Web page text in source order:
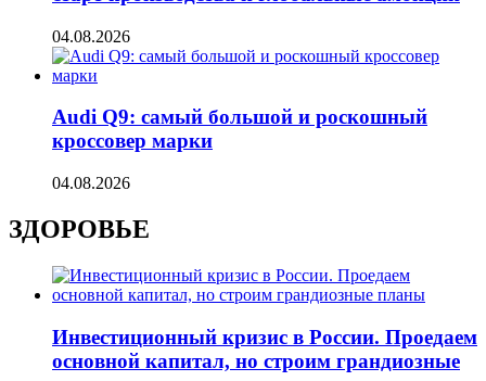
04.08.2026
Audi Q9: самый большой и роскошный
кроссовер марки
04.08.2026
ЗДОРОВЬЕ
Инвестиционный кризис в России. Проедаем
основной капитал, но строим грандиозные